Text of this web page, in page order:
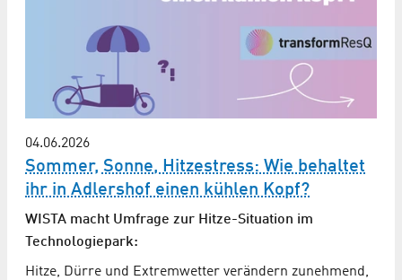
04.06.2026
Sommer, Sonne, Hitzestress: Wie behaltet
ihr in Adlershof einen kühlen Kopf?
WISTA macht Umfrage zur Hitze-Situation im
Technologiepark:
Hitze, Dürre und Extremwetter verändern zunehmend,